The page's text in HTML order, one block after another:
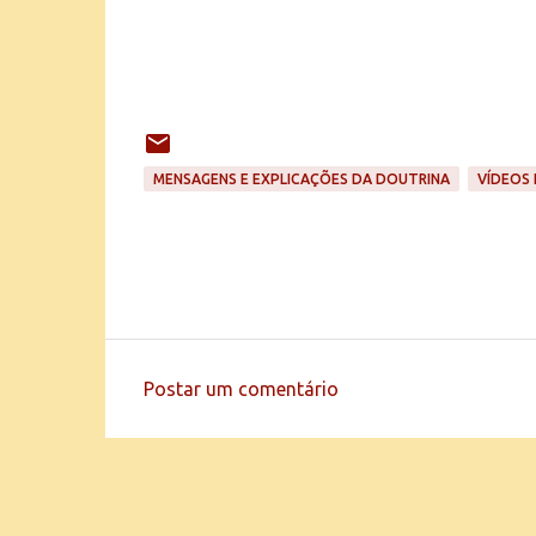
MENSAGENS E EXPLICAÇÕES DA DOUTRINA VÍDEOS
Postar um comentário